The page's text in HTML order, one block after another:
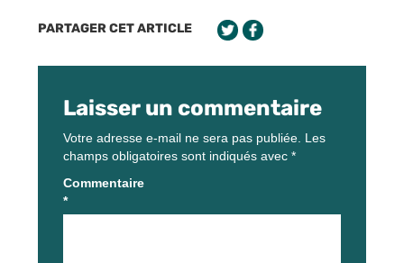
PARTAGER CET ARTICLE
Laisser un commentaire
Votre adresse e-mail ne sera pas publiée. Les
champs obligatoires sont indiqués avec *
Commentaire
*